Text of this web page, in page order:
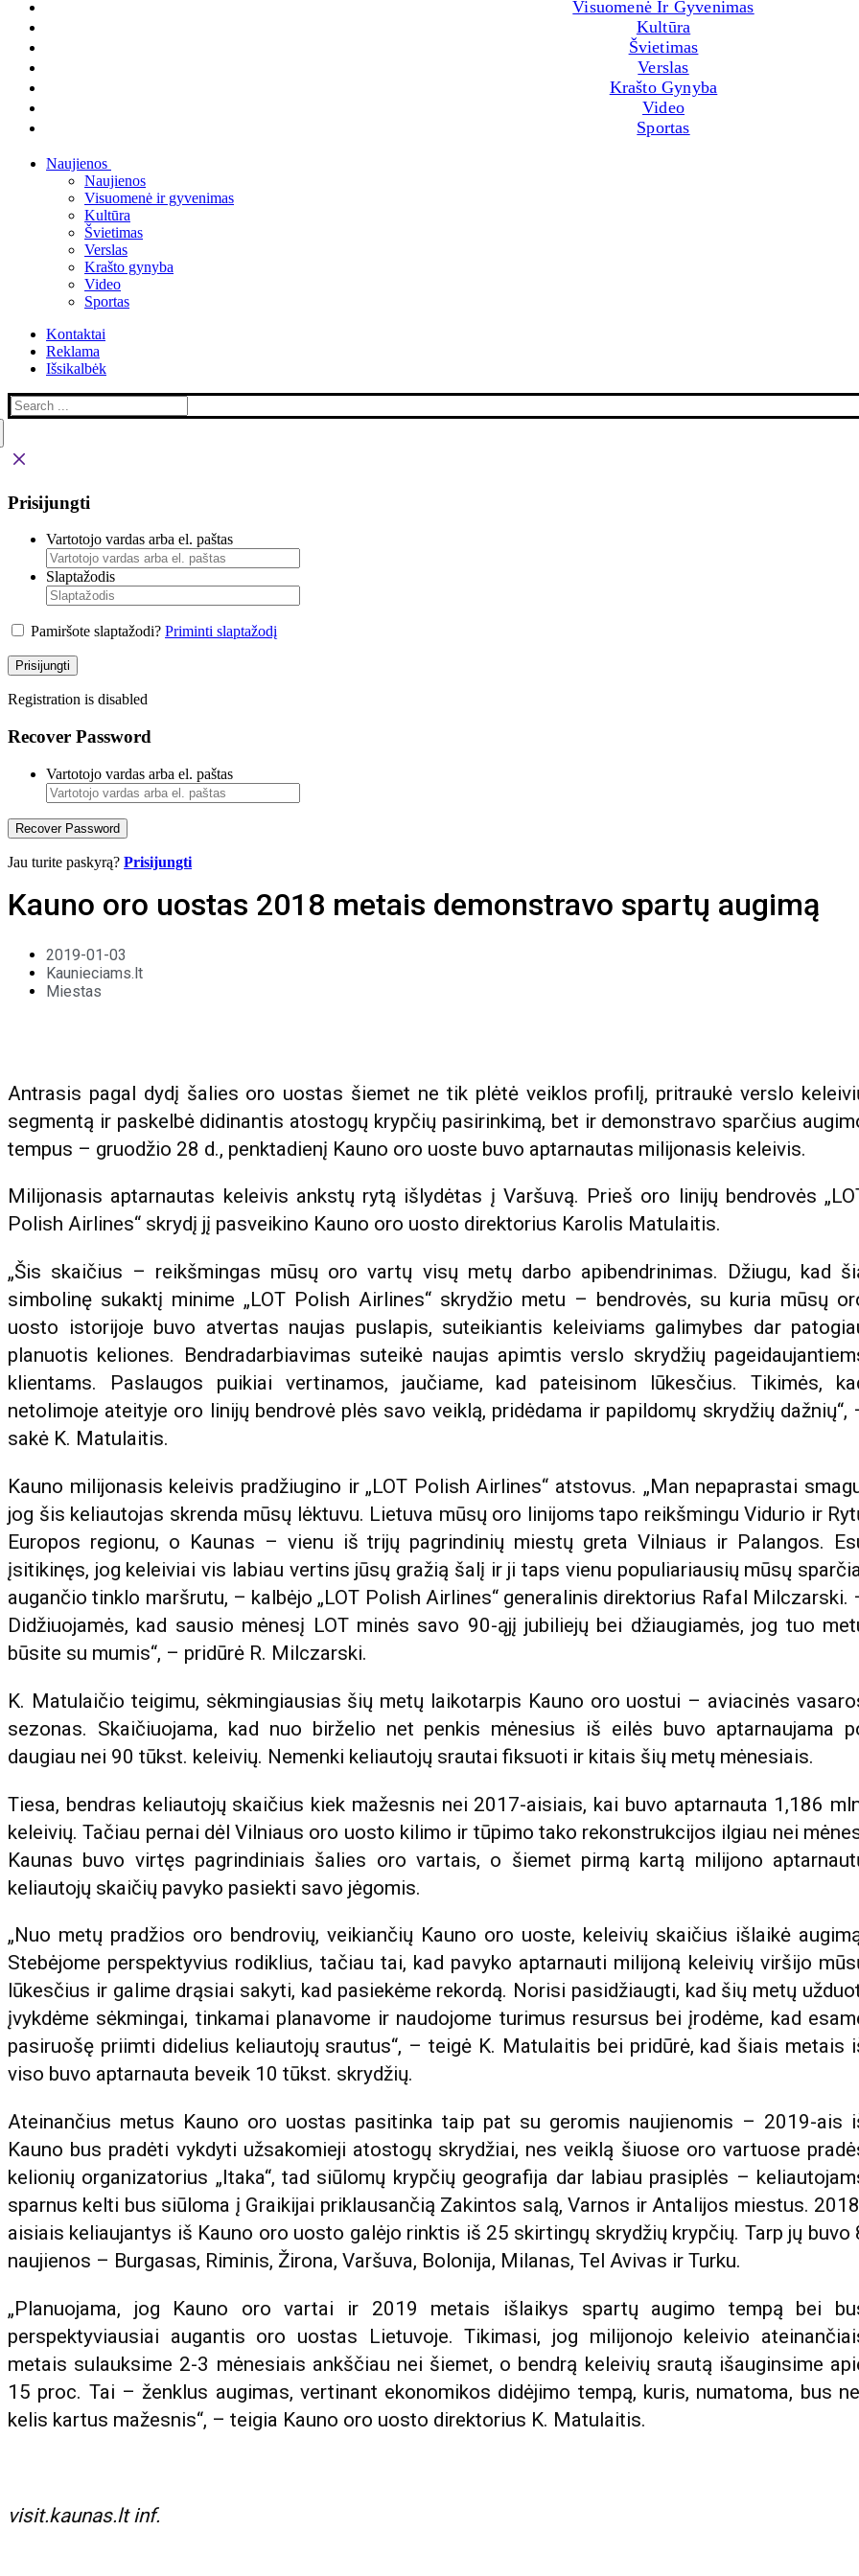
Visuomenė Ir Gyvenimas
Kultūra
Švietimas
Verslas
Krašto Gynyba
Video
Sportas
Naujienos
Naujienos
Visuomenė ir gyvenimas
Kultūra
Švietimas
Verslas
Krašto gynyba
Video
Sportas
Kontaktai
Reklama
Išsikalbėk
Prisijungti
Vartotojo vardas arba el. paštas
Slaptažodis
Pamiršote slaptažodi? Priminti slaptažodį
Prisijungti
Registration is disabled
Recover Password
Vartotojo vardas arba el. paštas
Recover Password
Jau turite paskyrą? Prisijungti
Kauno oro uostas 2018 metais demonstravo spartų augimą
2019-01-03
Kaunieciams.lt
Miestas
Antrasis pagal dydį šalies oro uostas šiemet ne tik plėtė veiklos profilį, pritraukė verslo
segmentą ir paskelbė didinantis atostogų krypčių pasirinkimą, bet ir demonstravo sparčius
tempus – gruodžio 28 d., penktadienį Kauno oro uoste buvo aptarnautas milijonasis keleivis.
Milijonasis aptarnautas keleivis ankstų rytą išlydėtas į Varšuvą. Prieš oro linijų bendrovės
Polish Airlines“ skrydį jį pasveikino Kauno oro uosto direktorius Karolis Matulaitis.
„Šis skaičius – reikšmingas mūsų oro vartų visų metų darbo apibendrinimas. Džiugu, kad
simbolinę sukaktį minime „LOT Polish Airlines“ skrydžio metu – bendrovės, su kuria mūsų
uosto istorijoje buvo atvertas naujas puslapis, suteikiantis keleiviams galimybes dar
planuotis keliones. Bendradarbiavimas suteikė naujas apimtis verslo skrydžių
klientams. Paslaugos puikiai vertinamos, jaučiame, kad pateisinom lūkesčius. Tikimės,
netolimoje ateityje oro linijų bendrovė plės savo veiklą, pridėdama ir papildomų skrydžių dažnių“,
sakė K. Matulaitis.
Kauno milijonasis keleivis pradžiugino ir „LOT Polish Airlines“ atstovus. „Man nepaprastai
jog šis keliautojas skrenda mūsų lėktuvu. Lietuva mūsų oro linijoms tapo reikšmingu Vidurio ir
Europos regionu, o Kaunas – vienu iš trijų pagrindinių miestų greta Vilniaus ir Palangos.
įsitikinęs, jog keleiviai vis labiau vertins jūsų gražią šalį ir ji taps vienu populiariausių mūsų
augančio tinklo maršrutu, – kalbėjo „LOT Polish Airlines“ generalinis direktorius Rafal Milczarski.
Didžiuojamės, kad sausio mėnesį LOT minės savo 90-ąjį jubiliejų bei džiaugiamės, jog tuo
būsite su mumis“, – pridūrė R. Milczarski.
K. Matulaičio teigimu, sėkmingiausias šių metų laikotarpis Kauno oro uostui – aviacinės
sezonas. Skaičiuojama, kad nuo birželio net penkis mėnesius iš eilės buvo aptarnaujama
daugiau nei 90 tūkst. keleivių. Nemenki keliautojų srautai fiksuoti ir kitais šių metų mėnesiais.
Tiesa, bendras keliautojų skaičius kiek mažesnis nei 2017-aisiais, kai buvo aptarnauta 1,186
keleivių. Tačiau pernai dėl Vilniaus oro uosto kilimo ir tūpimo tako rekonstrukcijos ilgiau nei
Kaunas buvo virtęs pagrindiniais šalies oro vartais, o šiemet pirmą kartą milijono
keliautojų skaičių pavyko pasiekti savo jėgomis.
„Nuo metų pradžios oro bendrovių, veikiančių Kauno oro uoste, keleivių skaičius išlaikė
Stebėjome perspektyvius rodiklius, tačiau tai, kad pavyko aptarnauti milijoną keleivių viršijo
lūkesčius ir galime drąsiai sakyti, kad pasiekėme rekordą. Norisi pasidžiaugti, kad šių metų
įvykdėme sėkmingai, tinkamai planavome ir naudojome turimus resursus bei įrodėme, kad
pasiruošę priimti didelius keliautojų srautus“, – teigė K. Matulaitis bei pridūrė, kad šiais metais
viso buvo aptarnauta beveik 10 tūkst. skrydžių.
Ateinančius metus Kauno oro uostas pasitinka taip pat su geromis naujienomis – 2019-ais
Kauno bus pradėti vykdyti užsakomieji atostogų skrydžiai, nes veiklą šiuose oro vartuose
kelionių organizatorius „Itaka“, tad siūlomų krypčių geografija dar labiau prasiplės –
sparnus kelti bus siūloma į Graikijai priklausančią Zakintos salą, Varnos ir Antalijos miestus.
aisiais keliaujantys iš Kauno oro uosto galėjo rinktis iš 25 skirtingų skrydžių krypčių. Tarp jų buvo
naujienos – Burgasas, Riminis, Žirona, Varšuva, Bolonija, Milanas, Tel Avivas ir Turku.
„Planuojama, jog Kauno oro vartai ir 2019 metais išlaikys spartų augimo tempą bei
perspektyviausiai augantis oro uostas Lietuvoje. Tikimasi, jog milijonojo keleivio
metais sulauksime 2-3 mėnesiais ankščiau nei šiemet, o bendrą keleivių srautą išauginsime
15 proc. Tai – ženklus augimas, vertinant ekonomikos didėjimo tempą, kuris, numatoma, bus
kelis kartus mažesnis“, – teigia Kauno oro uosto direktorius K. Matulaitis.
visit.kaunas.lt inf.